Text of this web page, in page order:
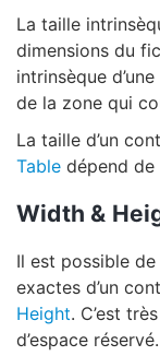
La taille
dimensions du
intrinsèque
de la zone qui
La taille d’un
Table dépend de
Width &
Il est possible
exactes d’un
Height. C’est
d’espace réservé.